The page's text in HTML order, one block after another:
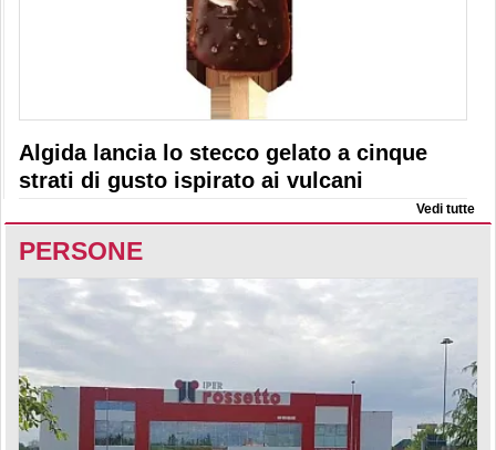
Algida lancia lo stecco gelato a cinque
strati di gusto ispirato ai vulcani
Vedi tutte
PERSONE